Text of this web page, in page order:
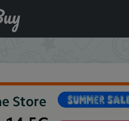
Note 14 5G Smartphone